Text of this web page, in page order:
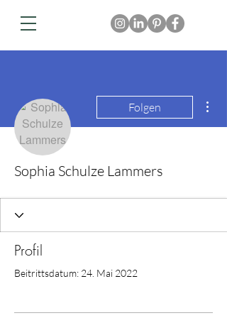
Folgen
Sophia Schulze Lammers
Profil
Beitrittsdatum: 24. Mai 2022